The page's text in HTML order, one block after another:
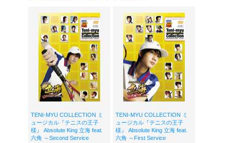
TENI-MYU COLLECTION ミ
ュージカル『テニスの王子
様』 Absolute King 立海 feat.
六角 ～Second Service
TENI-MYU COLLECTION ミ
ュージカル『テニスの王子
様』 Absolute King 立海 feat.
六角 ～First Service